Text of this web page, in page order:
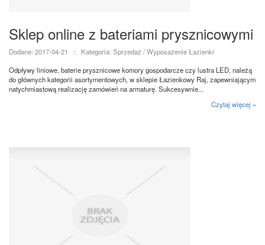
Sklep online z bateriami prysznicowymi
Dodane: 2017-04-21 ::
Kategoria: Sprzedaż / Wyposażenie Łazienki
Odpływy liniowe, baterie prysznicowe komory gospodarcze czy lustra LED, należą
do głównych kategorii asortymentowych, w sklepie Łazienkowy Raj, zapewniającym
natychmiastową realizację zamówień na armaturę. Sukcesywnie...
Czytaj więcej »